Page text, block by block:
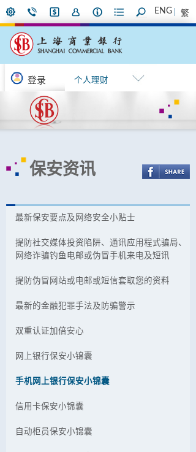
ENG 繁
登录 个人理财
保安资讯
最新保安要点及网络安全小贴士
提防社交媒体投资陷阱、通讯应用程式骗局、
网络诈骗钓鱼电邮或伪冒手机来电及短讯
提防伪冒网站或电邮或短信套取您的资料
最新的金融犯罪手法及防骗警示
双重认证加倍安心
网上银行保安小锦囊
手机网上银行保安小锦囊
信用卡保安小锦囊
自动柜员保安小锦囊